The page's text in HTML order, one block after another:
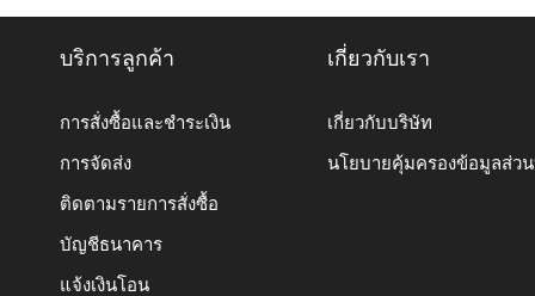
บริการลูกค้า
การสั่งซื้อและชำระเงิน
การจัดส่ง
ติดตามรายการสั่งซื้อ
บัญชีธนาคาร
แจ้งเงินโอน
เกี่ยวกับเรา
เกี่ยวกับบริษัท
นโยบายคุ้มครองข้อมูลส่ว